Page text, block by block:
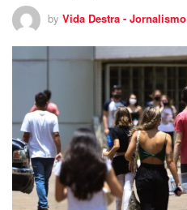
by Vida Destra - Jornalismo